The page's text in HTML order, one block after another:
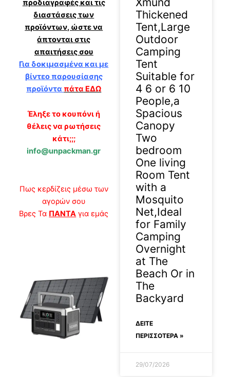
προδιαγραφές και τις
διαστάσεις των
προϊόντων, ώστε να
άπτονται στις
απαιτήσεις σου
Για δοκιμασμένα και με
βίντεο παρουσίασης
προϊόντα πάτα ΕΔΩ
Έληξε το κουπόνι ή
θέλεις να ρωτήσεις
κάτι;;;
info@unpackman.gr
Πως κερδίζεις μέσω των
αγορών σου
Βρες Τα ΠΑΝΤΑ για εμάς
Thickened
Tent,Large
Outdoor
Camping
Tent
Suitable for
4 6 or 6 10
People,a
Spacious
Canopy
Two
bedroom
One living
Room Tent
with a
Mosquito
Net,Ideal
for Family
Camping
Overnight
at The
Beach Or in
The
Backyard
ΔΕΊΤΕ
ΠΕΡΙΣΣΟΤΕΡΑ »
29/07/2026